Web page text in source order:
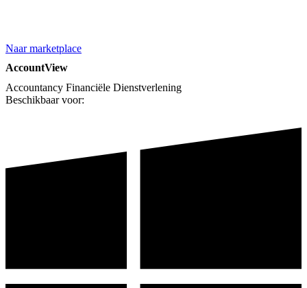
Naar marketplace
AccountView
Accountancy Financiële Dienstverlening
Beschikbaar voor: